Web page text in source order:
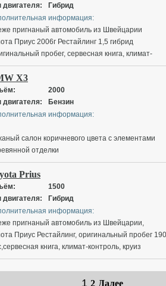
AUX MP-3 Bluetooth Navigation
двигателя:
Гибрид
информация:
пригнаный автомобиль из Швейцарии
Приус 2006г Рестайлинг 1,5 гибрид
пробег, сервесная книга, климат-
круиз контроль, мультеруль, корректор
электро зеркала,электро зеркала, без
доступ, кнопка старт-стоп, CD AUX MP-3
Navigation
X3
2000
двигателя:
Бензин
информация:
салон коричневого цвета с элементами
отделки
черного цвета
климат-контроль
сидений первого ряда
света, дождя и парковки
памяти положения водительского сиденья
электропакет
рулевой колонки с функцией
стояночный тормоз с функцией
активации
двери багажного отделения
Prius
1500
двигателя:
Гибрид
информация:
пригнаный автомобиль из Швейцарии,
Приус Рестайлинг, оригинальный пробег 190
книга, климат-контроль, круиз
мультеруль, корректор фар, электро
датчики дождя-света, КАМЕРА ЗАДНЕГО
АВТО-ПАРКОВКА, Без ключевой доступ,
1 2 Далее